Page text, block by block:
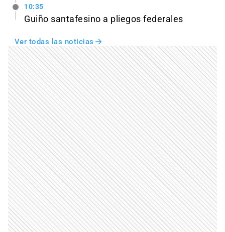
10:35
Guiño santafesino a pliegos federales
Ver todas las noticias